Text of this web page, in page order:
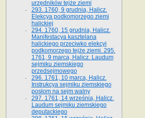
urzędników tejże ziemi
293. 1760, 9 grudnia, Halicz.
Elekcya podkomorzego ziemi
halickiej
294. 1760, 15 grudnia, Halicz.
Manifestacya kasztelana
halickiego przeciwko elekcyi
podkomorzego tejże ziemi. 295.
1761, 9 marca, Halicz. Laudum
sejmiku ziemskiego
przedsejmowego
296. 1761, 10 marca, Halicz.
Instrukcya sejmiku ziemskiego
posłom na sejm walny
297. 1761, 14 września, Halicz.
Laudum sejmiku ziemskiego
deputackiego